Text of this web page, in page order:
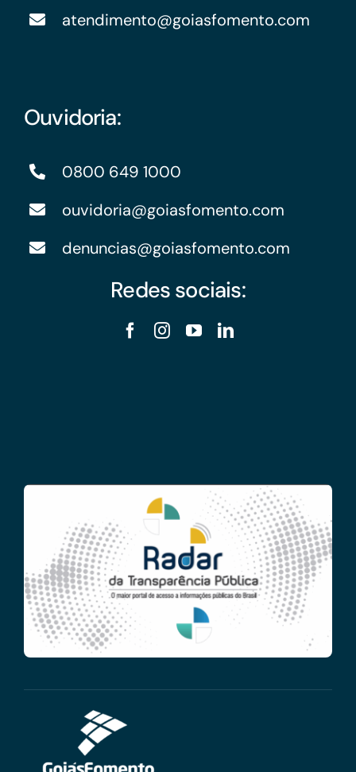
atendimento@goiasfomento.com
Ouvidoria:
0800 649 1000
ouvidoria@goiasfomento.com
denuncias@goiasfomento.com
Redes sociais: